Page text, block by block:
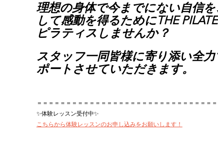
理想の身体で今までにない自信
して感動を得るためにTHE
ピラティスしませんか？
スタッフ一同皆様に寄り添い全
ポートさせていただきます。
＝＝＝＝＝＝＝＝＝＝＝＝＝＝＝＝＝＝＝＝＝＝＝＝＝＝＝＝＝＝
✨体験レッスン受付中✨
こちらから体験レッスンのお申し込みをお願いします！